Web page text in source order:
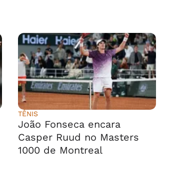
TÊNIS
João Fonseca encara
Casper Ruud no Masters
1000 de Montreal